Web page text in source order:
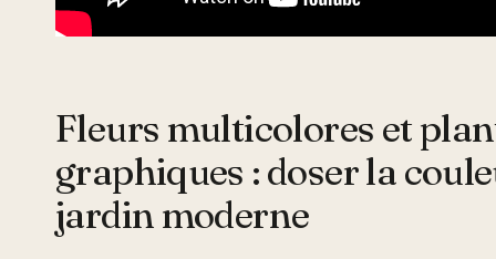
Fleurs multicolores et
graphiques : doser la
jardin moderne